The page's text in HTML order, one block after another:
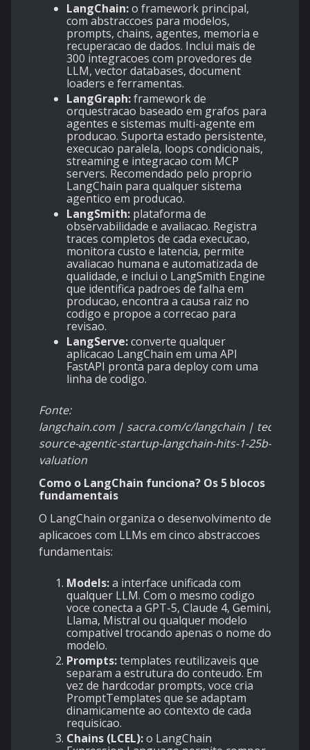
LangChain:o framework principal,
com abstraccoes para modelos,
prompts, chains, agentes, memoria e
recuperacao de dados. Inclui mais de
300 integracoes com provedores de
LLM, vector databases, document
loaders e ferramentas.
LangGraph:framework de
orquestracao baseado em grafos para
agentes e sistemas multi-agente em
producao. Suporta estado persistente,
execucao paralela, loops condicionais,
streaming e integracao com MCP
servers. Recomendado pelo proprio
LangChain para qualquer sistema
agentico em producao.
LangSmith: plataforma de
observabilidade e avaliacao. Registra
traces completos de cada execucao,
monitora custo e latencia, permite
avaliacao humana e automatizada de
qualidade, e inclui o LangSmith Engine
que identifica padroes de falha em
producao, encontra a causa raiz no
codigo e propoe a correcao para
revisao.
LangServe:converte qualquer
aplicacao LangChain em uma API
FastAPI pronta para deploy com uma
linha de codigo.
Fonte:
langchain.com | sacra.com/c/langchain |
source-agentic-startup-langchain-hits-1-25b-
valuation
Como o LangChain funciona? Os 5 blocos
fundamentais
O LangChain organiza o desenvolvimento de
aplicacoes com LLMs em cinco abstraccoes
fundamentais:
Models:a interface unificada com
qualquer LLM. Com o mesmo codigo
voce conecta a GPT-5, Claude 4, Gemini,
Llama, Mistral ou qualquer modelo
compativel trocando apenas o nome do
modelo.
Prompts:templates reutilizaveis que
separam a estrutura do conteudo. Em
vez de hardcodar prompts, voce cria
PromptTemplates que se adaptam
dinamicamente ao contexto de cada
requisicao.
Chains (LCEL):o LangChain